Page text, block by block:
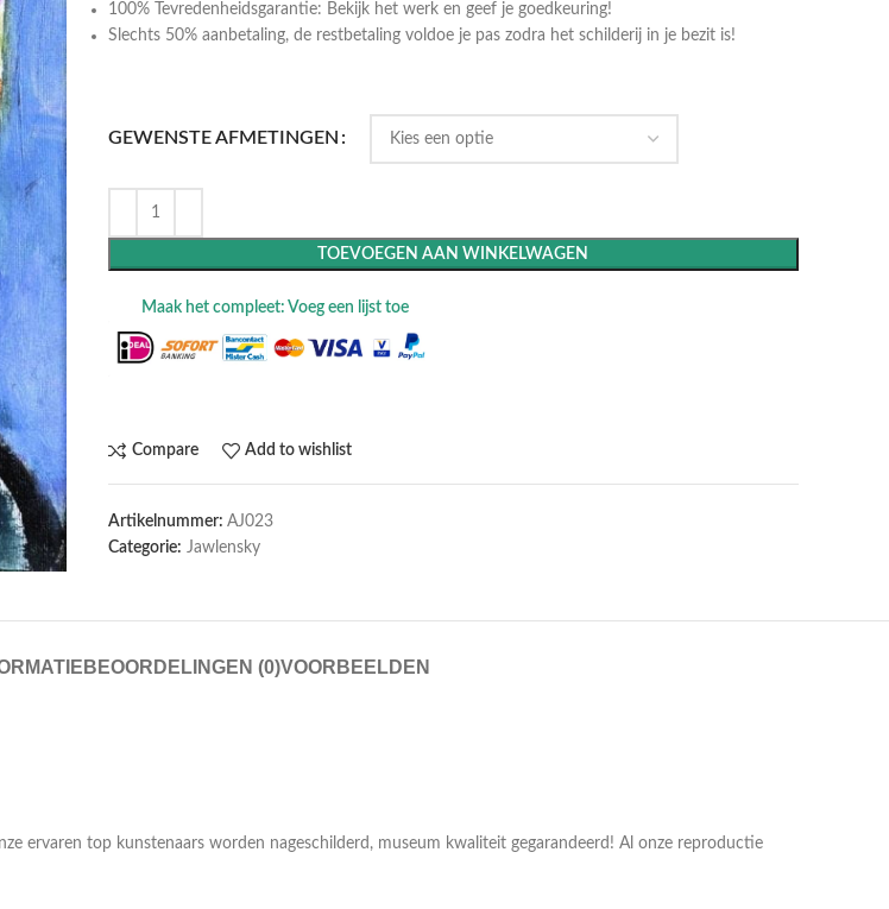
100% Tevredenheidsgarantie: Bekijk het werk en geef je goedkeuring!
Slechts 50% aanbetaling, de restbetaling voldoe je pas zodra het schilderij in je bezit is!
GEWENSTE AFMETINGEN
TOEVOEGEN AAN WINKELWAGEN
Maak het compleet: Voeg een lijst toe
Compare Add to wishlist
Artikelnummer: AJ023
Categorie: Jawlensky
BEOORDELINGEN (0)VOORBEELDEN
ervaren top kunstenaars worden nageschilderd, museum kwaliteit gegarandeerd! Al onze reproductie